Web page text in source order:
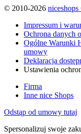
© 2010-2026
Impressum i
Ochrona danych
Ogólne Warunki
umowy
Deklaracja
Ustawienia
Firma
Inne nice Shops
Odstąp od umowy tutaj
Spersonalizuj swoje